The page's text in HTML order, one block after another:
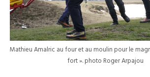
Mathieu Amalric au four et au moulin pour le
fort ». photo Roger Arpajou